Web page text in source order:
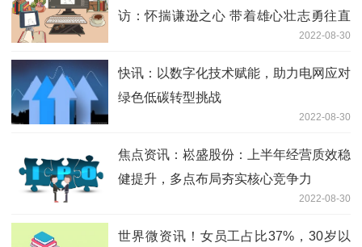
访：怀揣谦逊之心 带着雄心壮志勇往直
2022-08-30
快讯：以数字化技术赋能，助力电网应对
绿色低碳转型挑战
2022-08-30
焦点资讯：崧盛股份：上半年经营质效稳
健提升，多点布局夯实核心竞争力
2022-08-30
世界微资讯！女员工占比37%，30岁以